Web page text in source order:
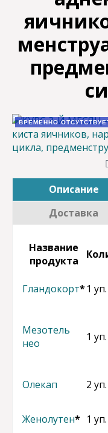
ВРЕМЕННО
Описание
Доставка
Название
продукта
Гландокорт*1 уп.
Мезотель
нео
1 уп.
Олекап 2 уп.
Женолутен* 1 уп.